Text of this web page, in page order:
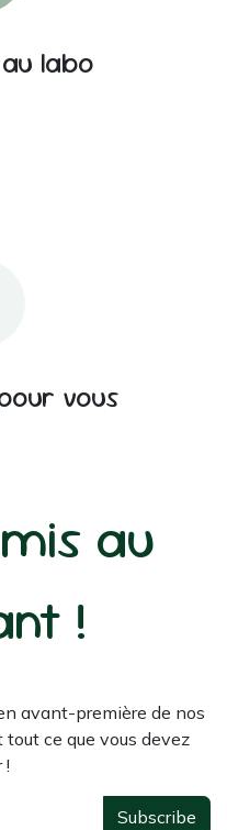
labo
vous
au
!
avant-première de nos
ce que vous devez
!
Subscribe